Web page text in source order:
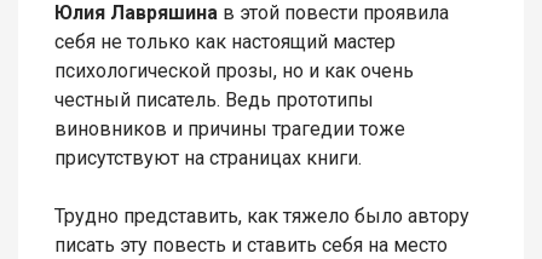
Юлия Лавряшина в этой повести проявила
себя не только как настоящий мастер
психологической прозы, но и как очень
честный писатель. Ведь прототипы
виновников и причины трагедии тоже
присутствуют на страницах книги.
Трудно представить, как тяжело было автору
писать эту повесть и ставить себя на место